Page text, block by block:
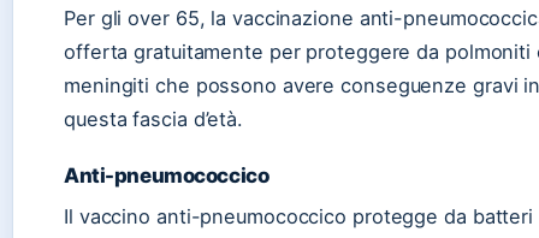
Per gli over 65, la vaccinazione anti-
offerta gratuitamente per proteggere da polmoniti
meningiti che possono avere conseguenze gravi
questa fascia d’età.
Anti-pneumococcico
Il vaccino anti-pneumococcico protegge da batteri